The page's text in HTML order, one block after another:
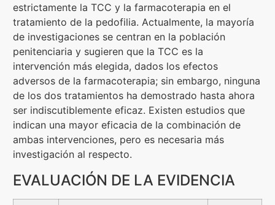
estrictamente la TCC y la farmacoterapia en el
tratamiento de la pedofilia. Actualmente, la mayoría
de investigaciones se centran en la población
penitenciaria y sugieren que la TCC es la
intervención más elegida, dados los efectos
adversos de la farmacoterapia; sin embargo, ninguna
de los dos tratamientos ha demostrado hasta ahora
ser indiscutiblemente eficaz. Existen estudios que
indican una mayor eficacia de la combinación de
ambas intervenciones, pero es necesaria más
investigación al respecto.
EVALUACIÓN DE LA EVIDENCIA